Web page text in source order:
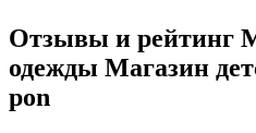
Отзывы и рейтинг
одежды Магазин
pon